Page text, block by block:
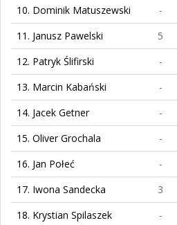
10. Dominik Matuszewski
-
11. Janusz Pawelski
5
12. Patryk Ślifirski
-
13. Marcin Kabański
-
14. Jacek Getner
-
15. Oliver Grochala
-
16. Jan Połeć
-
17. Iwona Sandecka
3
18. Krystian Spilaszek
-